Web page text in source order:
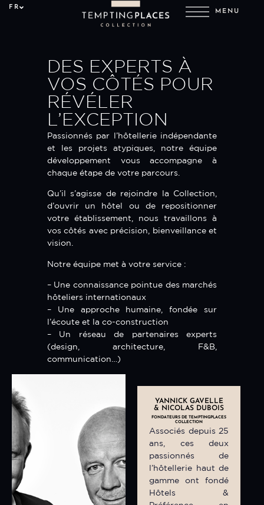
FR
MENU
DES EXPERTS À
VOS CÔTÉS POUR
RÉVÉLER
L’EXCEPTION
Passionnés par l’hôtellerie indépendante
et les projets atypiques, notre équipe
développement vous accompagne à
chaque étape de votre parcours.
Qu’il s’agisse de rejoindre la Collection,
d’ouvrir un hôtel ou de repositionner
votre établissement, nous travaillons à
vos côtés avec précision, bienveillance et
vision.
Notre équipe met à votre service :
– Une connaissance pointue des marchés
hôteliers internationaux
– Une approche humaine, fondée sur
l’écoute et la co-construction
– Un réseau de partenaires experts
(design, architecture, F&B,
communication…)
YANNICK GAVELLE
& NICOLAS DUBOIS
FONDATEURS DE TEMPTINGPLACES
COLLECTION
Associés depuis 25
ans, ces deux
passionnés de
l’hôtellerie haut de
gamme ont fondé
Hôtels &